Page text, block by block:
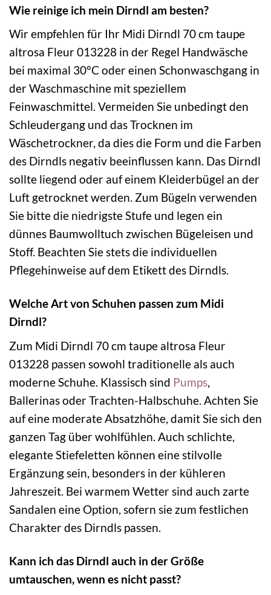
Wie reinige ich mein Dirndl am besten?
Wir empfehlen für Ihr Midi Dirndl 70 cm taupe
altrosa Fleur 013228 in der Regel Handwäsche
bei maximal 30°C oder einen Schonwaschgang in
der Waschmaschine mit speziellem
Feinwaschmittel. Vermeiden Sie unbedingt den
Schleudergang und das Trocknen im
Wäschetrockner, da dies die Form und die Farben
des Dirndls negativ beeinflussen kann. Das Dirndl
sollte liegend oder auf einem Kleiderbügel an der
Luft getrocknet werden. Zum Bügeln verwenden
Sie bitte die niedrigste Stufe und legen ein
dünnes Baumwolltuch zwischen Bügeleisen und
Stoff. Beachten Sie stets die individuellen
Pflegehinweise auf dem Etikett des Dirndls.
Welche Art von Schuhen passen zum Midi
Dirndl?
Zum Midi Dirndl 70 cm taupe altrosa Fleur
013228 passen sowohl traditionelle als auch
moderne Schuhe. Klassisch sind Pumps,
Ballerinas oder Trachten-Halbschuhe. Achten Sie
auf eine moderate Absatzhöhe, damit Sie sich den
ganzen Tag über wohlfühlen. Auch schlichte,
elegante Stiefeletten können eine stilvolle
Ergänzung sein, besonders in der kühleren
Jahreszeit. Bei warmem Wetter sind auch zarte
Sandalen eine Option, sofern sie zum festlichen
Charakter des Dirndls passen.
Kann ich das Dirndl auch in der Größe
umtauschen, wenn es nicht passt?